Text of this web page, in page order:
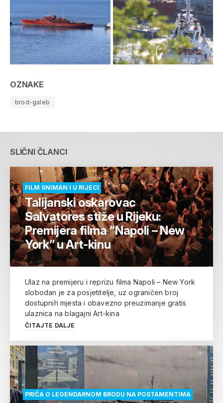
OZNAKE
brod-galeb
SLIČNI ČLANCI
FILM SNIMAN I U RIJECI
Talijanski oskarovac
Salvatores stiže u Rijeku:
Premijera filma “Napoli – New
York” u Art-kinu
Ulaz na premijeru i reprizu filma Napoli – New York
slobodan je za posjetitelje, uz ograničen broj
dostupnih mjesta i obavezno preuzimanje gratis
ulaznica na blagajni Art-kina
ČITAJTE DALJE
PRIČA O LEGENDARNOM BRODU NA POSTAMENTIMA